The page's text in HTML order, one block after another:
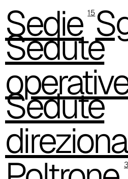
C 384
C 38M
C 386
C -38
C 38A
C 385
C 38P
C 38H
Sedie 15
Sedute
Sedute